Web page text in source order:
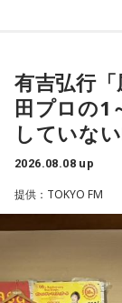
有吉弘行
田プロの1
していな
2026.08.08 up
提供：TOKYO FM